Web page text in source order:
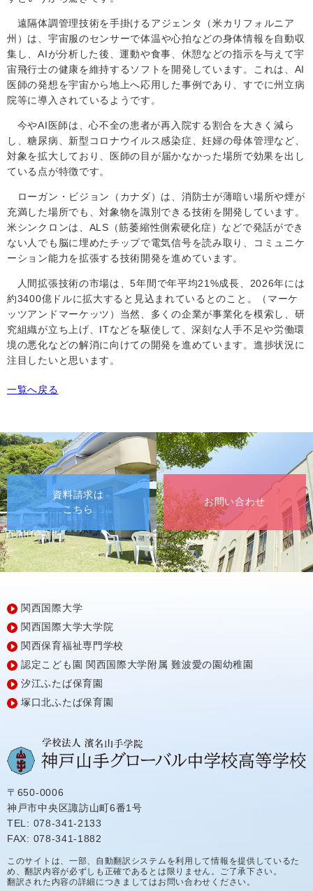
遠隔体調管理技術を手掛ける アジェンタ（米カリフォルニア
州）は、 宇宙服のセンサーで体温や心拍などの身体情報を自動収
集し、AIが分析した後、運動や食事、休憩などの指示を与えて宇
宙飛行士の健康を維持するソフトを開発しています。これは、 AI
医師の発想を宇宙から地上へ応用した事例であり、すでに州立病
院等に導入されているようです。
今やAI 医師は、心不全の患者が再入院する割合を大きく減ら
し、糖尿病、新型コロナウイルス感染症、妊婦の母体管理など、
対象を拡大しており、
医師の目が届かなかった場所で効果を出し
ている点が特徴です。
ローガン・ビジョン（カナダ）は、消防士が薄暗い場所や煙が
充満した場所でも、対象物を識別できる技術を開発しています。
米シンクロンは、 ALS （筋萎縮性側索硬化症）などで発話ができ
ない人でも脳に埋めたチップで電気信号を読み取り、コミュニケ
ーション能力を拡張する技術開発を進めています。
人間拡張技術の市場は、5年間で年平均21%成長、 2026年には
約3400億ドルに拡大すると見込まれているとのこと。（マーケ
ッツアンドマーケッツ）当然、多くの企業が事業化を模索し、 研
究組織が立ち上げ、 ITなどを駆使して、深刻な人手不足や労働環
境の悪化などの解消に向けての開発を進めています。進捗状況に
注目したいと思います。
一覧へ戻る
資料請求は
こちら
お問い合わせ
関西国際大学
関西国際大学大学院
関西保育福祉専門学校
認定こども園 関西国際大学附属 難波愛の園幼稚園
汐江ふたば保育園
塚口北ふたば保育園
〒650-0006
神戸市中央区諏訪山町6番1号
TEL: 078-341-2133
FAX: 078-341-1882
このサイトは、一部、自動翻訳システムを利用して情報を提供しているた
め、翻訳内容が必ずしも正確であるとは限りません。ご了承下さい。
翻訳された内容の詳細につきましてはお問い合わせください。